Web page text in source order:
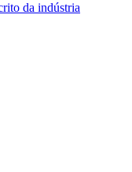
da indústria